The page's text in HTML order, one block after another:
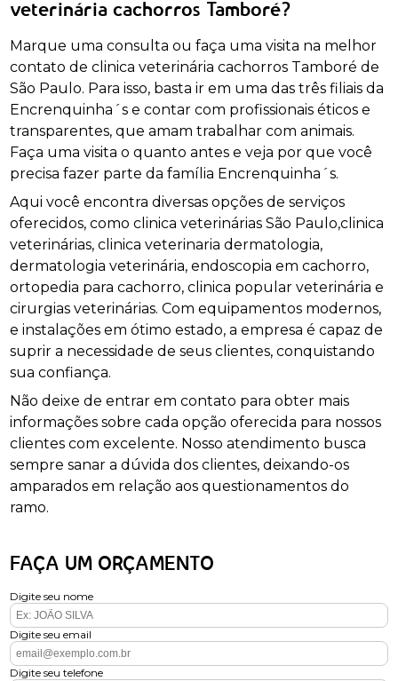
veterinária cachorros Tamboré?
Marque uma consulta ou faça uma visita na melhor
contato de clinica veterinária cachorros Tamboré de
São Paulo. Para isso, basta ir em uma das três filiais da
Encrenquinha´s e contar com profissionais éticos e
transparentes, que amam trabalhar com animais.
Faça uma visita o quanto antes e veja por que você
precisa fazer parte da família Encrenquinha´s.
Aqui você encontra diversas opções de serviços
oferecidos, como clinica veterinárias São Paulo,clinica
veterinárias, clinica veterinaria dermatologia,
dermatologia veterinária, endoscopia em cachorro,
ortopedia para cachorro, clinica popular veterinária e
cirurgias veterinárias. Com equipamentos modernos,
e instalações em ótimo estado, a empresa é capaz de
suprir a necessidade de seus clientes, conquistando
sua confiança.
Não deixe de entrar em contato para obter mais
informações sobre cada opção oferecida para nossos
clientes com excelente. Nosso atendimento busca
sempre sanar a dúvida dos clientes, deixando-os
amparados em relação aos questionamentos do
ramo.
FAÇA UM ORÇAMENTO
Digite seu nome
Digite seu email
Digite seu telefone